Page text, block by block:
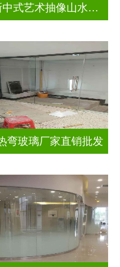
新中式艺术抽像山水画玻璃
弯玻璃厂家直销批发